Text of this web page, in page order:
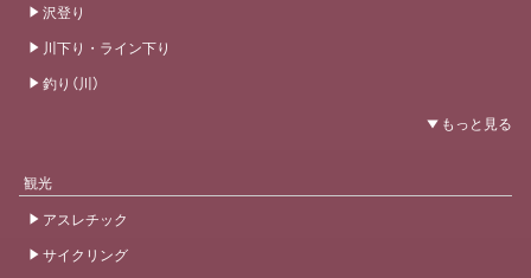
沢登り
川下り・ライン下り
釣り（川）
観光
アスレチック
サイクリング